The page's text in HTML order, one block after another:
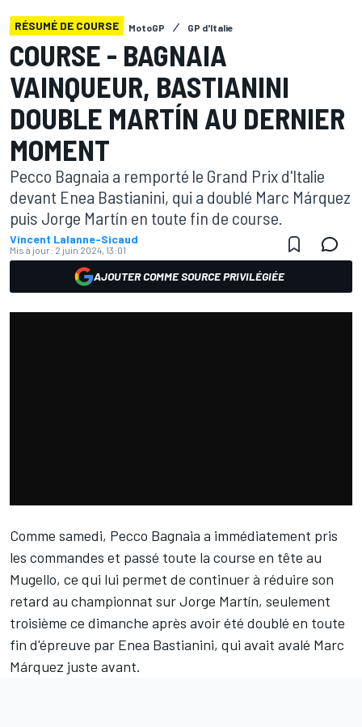
RÉSUMÉ DE COURSE MotoGP GP d'Italie
COURSE - BAGNAIA
VAINQUEUR, BASTIANINI
DOUBLE MARTÍN AU DERNIER
MOMENT
Pecco Bagnaia a remporté le Grand Prix d'Italie
devant Enea Bastianini, qui a doublé Marc Márquez
puis Jorge Martín en toute fin de course.
Vincent Lalanne-Sicaud
Mis à jour: 2 juin 2024, 13:01
AJOUTER COMME SOURCE PRIVILÉGIÉE
Comme samedi, Pecco Bagnaia a immédiatement pris
les commandes et passé toute la course en tête au
Mugello, ce qui lui permet de continuer à réduire son
retard au championnat surJorge Martín, seulement
troisième ce dimanche après avoir été doublé en toute
fin d'épreuve par Enea Bastianini, qui avait avalé Marc
Márquez juste avant.